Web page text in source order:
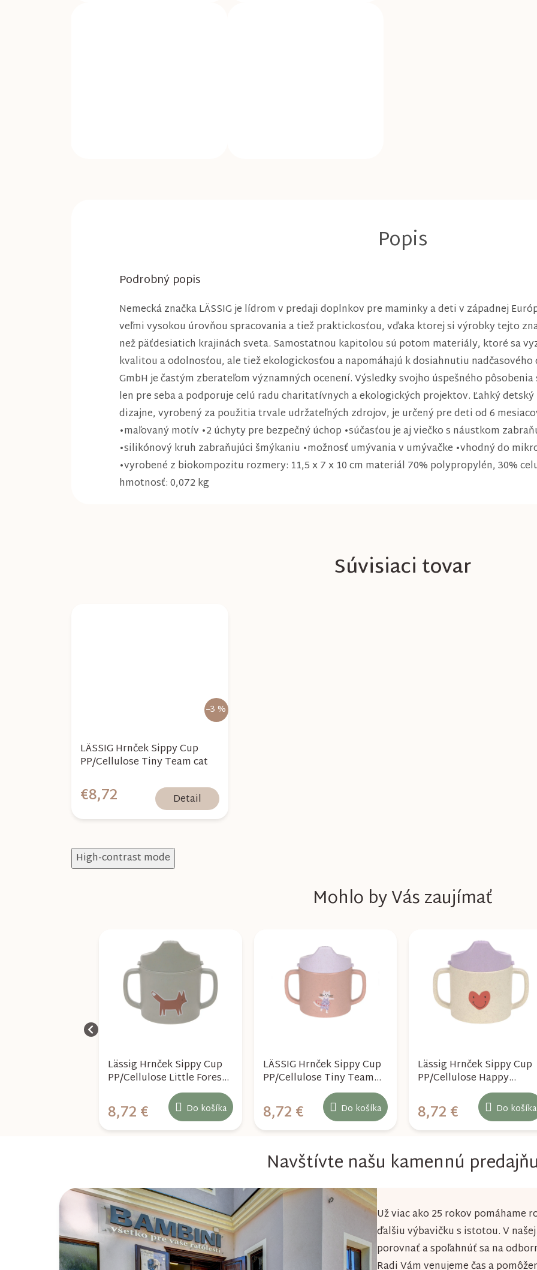
Súvisiaci tovar
–3 %
LÄSSIG Hrnček Sippy Cup
PP/Cellulose Tiny Team cat
€8,72 Detail
Podrobný popis
Nemecká značka LÄSSIG je lídrom v predaji doplnkov pre maminky a deti v západnej
veľmi vysokou úrovňou spracovania a tiež praktickosťou, vďaka ktorej si výrobky tejto
než päťdesiatich krajinách sveta. Samostatnou kapitolou sú potom materiály, ktoré sa
kvalitou a odolnosťou, ale tiež ekologickosťou a napomáhajú k dosiahnutiu nadčasového
GmbH je častým zberateľom významných ocenení. Výsledky svojho úspešného
len pre seba a podporuje celú radu charitatívnych a ekologických projektov. Ľahký
dizajne, vyrobený za použitia trvale udržateľných zdrojov, je určený pre deti od 6
•maľovaný motív •2 úchyty pre bezpečný úchop •súčasťou je aj viečko s náustkom
•silikónový kruh zabraňujúci šmýkaniu •možnosť umývania v umývačke •vhodný do
•vyrobené z biokompozitu rozmery: 11,5 x 7 x 10 cm materiál 70% polypropylén, 30%
hmotnosť: 0,072 kg
High-contrast mode
Mohlo by Vás zaujímať
Lässig Hrnček Sippy Cup
PP/Cellulose Little Forest
8,72 € Do košíka
LÄSSIG Hrnček Sippy Cup
PP/Cellulose Tiny Team
8,72 € Do košíka
Lässig Hrnček Sippy Cup
PP/Cellulose Happy
Rascals Heart lavender
8,72 € Do košíka
Navštívte našu kamennú predajňu
Už viac ako 25 rokov pomáhame
ďalšiu výbavičku s istotou. V
porovnať a spoľahnúť sa na
Radi Vám venujeme čas a